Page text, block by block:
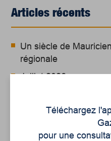
Articles récents
Un siècle de
régionale
Juillet 2026
Le sport
en croissance
Et les politiques
Téléchargez
pour une